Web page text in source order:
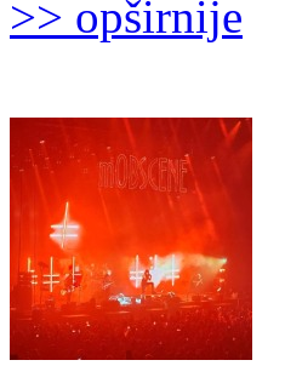
>> opširnije